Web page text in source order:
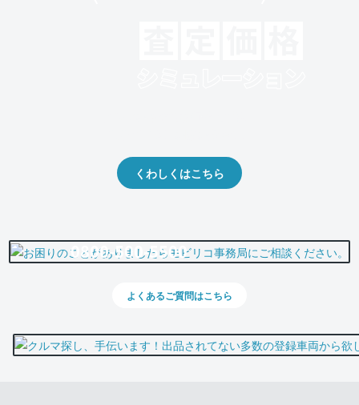
くわしくはこちら
0800-500-5500
よくあるご質問はこちら